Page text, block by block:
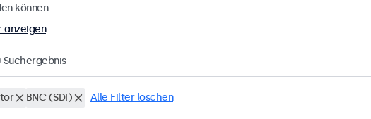
können.
anzeigen
Suchergebnis
BNC (SDI) Alle Filter löschen